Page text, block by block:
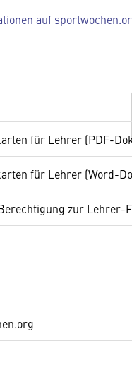
auf
für Lehrer (PDF-
für Lehrer (Word-
zur Lehrer-